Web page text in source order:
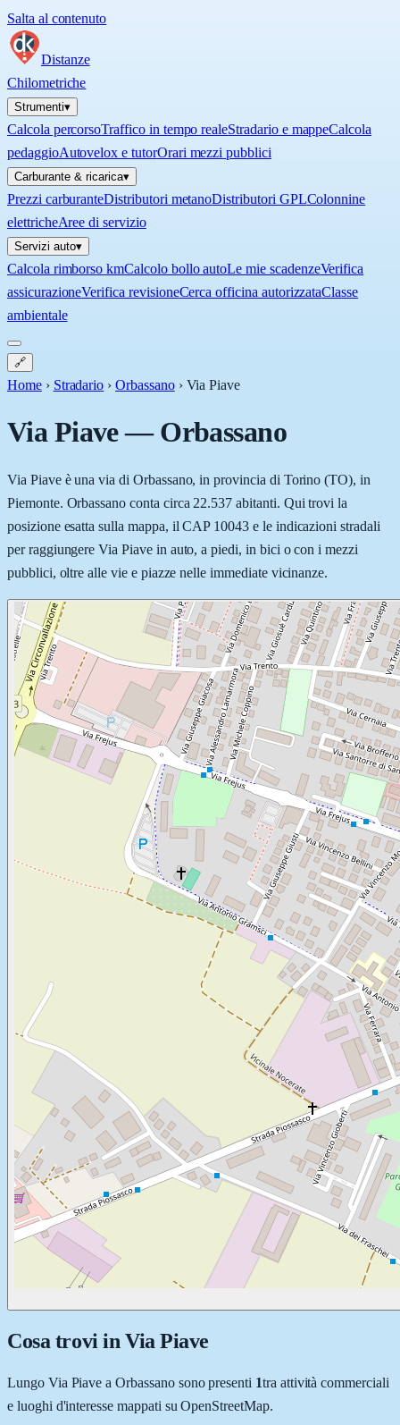
Salta al contenuto
Distanze
Chilometriche
Strumenti▾
Calcola percorsoTraffico in tempo realeStradario e mappeCalcola
pedaggioAutovelox e tutorOrari mezzi pubblici
Carburante & ricarica▾
Prezzi carburanteDistributori metanoDistributori GPLColonnine
elettricheAree di servizio
Servizi auto▾
Calcola rimborso kmCalcolo bollo autoLe mie scadenzeVerifica
assicurazioneVerifica revisioneCerca officina autorizzataClasse
ambientale
🔗
Home › Stradario › Orbassano › Via Piave
Via Piave—Orbassano
Via Piave è una via di Orbassano, in provincia di Torino (TO), in
Piemonte. Orbassano conta circa 22.537 abitanti. Qui trovi la
posizione esatta sulla mappa, il CAP 10043 e le indicazioni stradali
per raggiungere Via Piave in auto, a piedi, in bici o con i mezzi
pubblici, oltre alle vie e piazze nelle immediate vicinanze.
Cosa trovi in Via Piave
Lungo Via Piave aOrbassanosono presenti 1tra attività commerciali
e luoghi d'interesse mappati su OpenStreetMap.